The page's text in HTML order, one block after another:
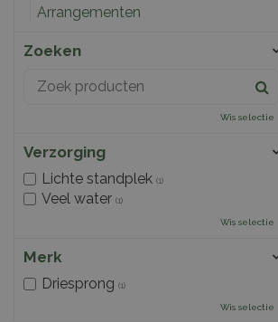
Arrangementen
Zoeken
Wis selectie
Verzorging
Lichte standplek (1)
Veel water (1)
Wis selectie
Merk
Driesprong (1)
Wis selectie